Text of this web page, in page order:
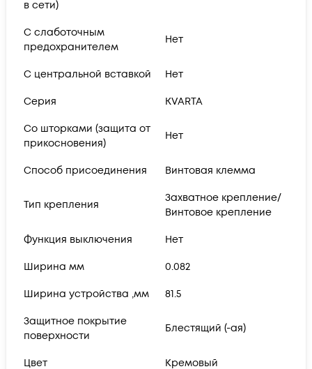
в сети)
С слаботочным
предохранителем
Нет
С центральной вставкой Нет
Серия KVARTA
Со шторками (защита от
прикосновения)
Нет
Способ присоединения Винтовая клемма
Тип крепления
Захватное крепление/
Винтовое крепление
Функция выключения Нет
Ширина мм 0.082
Ширина устройства ,мм 81.5
Защитное покрытие
поверхности
Блестящий (-ая)
Цвет Кремовый